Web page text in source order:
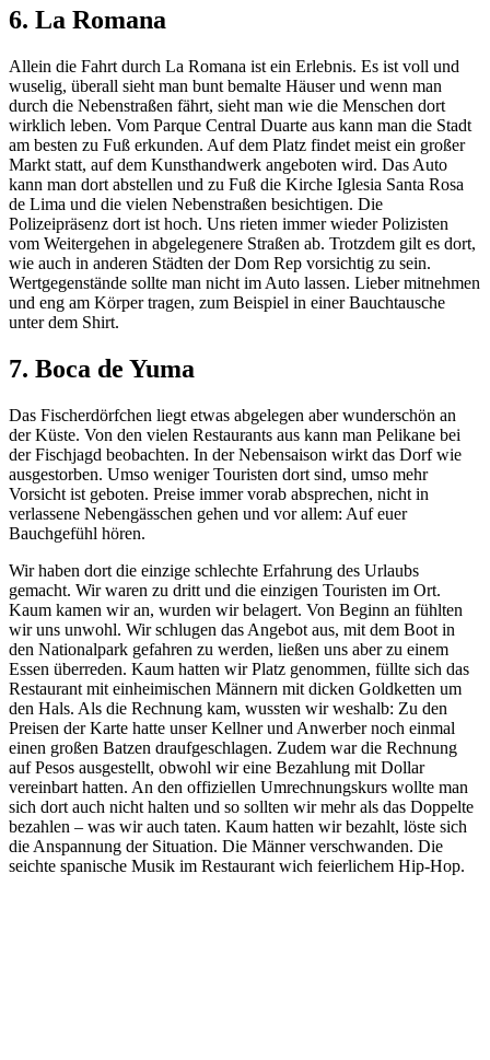
6. La Romana
Allein die Fahrt durch La Romana ist ein Erlebnis. Es ist voll und
wuselig, überall sieht man bunt bemalte Häuser und wenn man
durch die Nebenstraßen fährt, sieht man wie die Menschen dort
wirklich leben. Vom Parque Central Duarte aus kann man die Stadt
am besten zu Fuß erkunden. Auf dem Platz findet meist ein großer
Markt statt, auf dem Kunsthandwerk angeboten wird. Das Auto
kann man dort abstellen und zu Fuß die Kirche Iglesia Santa Rosa
de Lima und die vielen Nebenstraßen besichtigen. Die
Polizeipräsenz dort ist hoch. Uns rieten immer wieder Polizisten
vom Weitergehen in abgelegenere Straßen ab. Trotzdem gilt es dort,
wie auch in anderen Städten der Dom Rep vorsichtig zu sein.
Wertgegenstände sollte man nicht im Auto lassen. Lieber mitnehmen
und eng am Körper tragen, zum Beispiel in einer Bauchtausche
unter dem Shirt.
7. Boca de Yuma
Das Fischerdörfchen liegt etwas abgelegen aber wunderschön an
der Küste. Von den vielen Restaurants aus kann man Pelikane bei
der Fischjagd beobachten. In der Nebensaison wirkt das Dorf wie
ausgestorben. Umso weniger Touristen dort sind, umso mehr
Vorsicht ist geboten. Preise immer vorab absprechen, nicht in
verlassene Nebengässchen gehen und vor allem: Auf euer
Bauchgefühl hören.
Wir haben dort die einzige schlechte Erfahrung des Urlaubs
gemacht. Wir waren zu dritt und die einzigen Touristen im Ort.
Kaum kamen wir an, wurden wir belagert. Von Beginn an fühlten
wir uns unwohl. Wir schlugen das Angebot aus, mit dem Boot in
den Nationalpark gefahren zu werden, ließen uns aber zu einem
Essen überreden. Kaum hatten wir Platz genommen, füllte sich das
Restaurant mit einheimischen Männern mit dicken Goldketten um
den Hals. Als die Rechnung kam, wussten wir weshalb: Zu den
Preisen der Karte hatte unser Kellner und Anwerber noch einmal
einen großen Batzen draufgeschlagen. Zudem war die Rechnung
auf Pesos ausgestellt, obwohl wir eine Bezahlung mit Dollar
vereinbart hatten. An den offiziellen Umrechnungskurs wollte man
sich dort auch nicht halten und so sollten wir mehr als das Doppelte
bezahlen – was wir auch taten. Kaum hatten wir bezahlt, löste sich
die Anspannung der Situation. Die Männer verschwanden. Die
seichte spanische Musik im Restaurant wich feierlichem Hip-Hop.